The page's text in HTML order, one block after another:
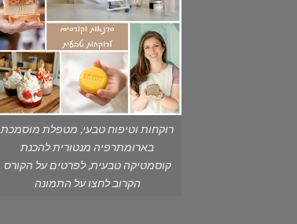
רוקחות וטיפוח טבעי, מטפלת מוסמכת
בארומתרפיה מנטורית להכנת
קוסמטיקה טבעית, לפרטים על הקורס
הקרוב לחצו על התמונה